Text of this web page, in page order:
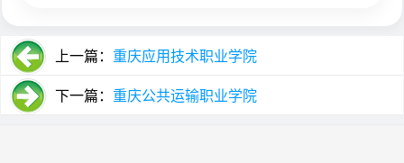
上一篇： 重庆应用技术职业学院
下一篇： 重庆公共运输职业学院